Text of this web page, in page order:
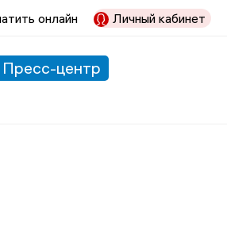
онлайн Личный кабинет
Пресс-центр